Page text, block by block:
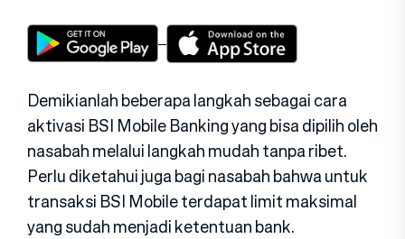
Demikianlah beberapa langkah sebagai cara
aktivasi BSI Mobile Banking yang bisa dipilih oleh
nasabah melalui langkah mudah tanpa ribet.
Perlu diketahui juga bagi nasabah bahwa untuk
transaksi BSI Mobile terdapat limit maksimal
yang sudah menjadi ketentuan bank.